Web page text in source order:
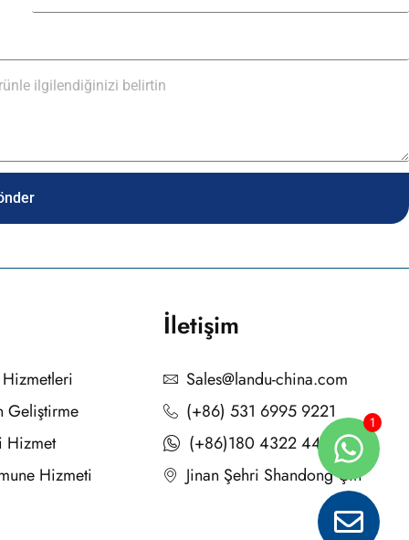
Geliştirme
Hizmet
Hizmeti
İletişim
Sales@landu-china.com
(+86) 531 6995 9221
(+86)180 4322 4403
Jinan Şehri Shandong Çin